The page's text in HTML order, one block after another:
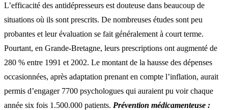
L’efficacité des antidépresseurs est douteuse dans beaucoup de
situations où ils sont prescrits. De nombreuses études sont peu
probantes et leur évaluation se fait généralement à court terme.
Pourtant, en Grande-Bretagne, leurs prescriptions ont augmenté de
280 % entre 1991 et 2002. Le montant de la hausse des dépenses
occasionnées, après adaptation prenant en compte l’inflation, aurait
permis d’engager 7700 psychologues qui auraient pu voir chaque
année six fois 1.500.000 patients. Prévention médicamenteuse :